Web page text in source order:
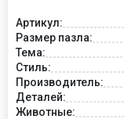
Артикул:
Размер пазла:
Тема:
Стиль:
Производитель:
Деталей:
Животные: